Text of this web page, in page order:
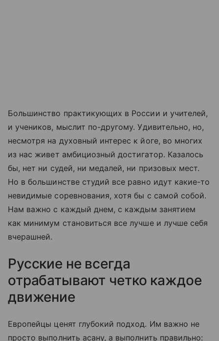
Большинство практикующих в России и учителей,
и учеников, мыслит по-другому. Удивительно, но,
несмотря на духовный интерес к йоге, во многих
из нас живет амбициозный достигатор. Казалось
бы, нет ни судей, ни медалей, ни призовых мест.
Но в большинстве студий все равно идут какие-то
невидимые соревнования, хотя бы с самой собой.
Нам важно с каждый днем, с каждым занятием
как минимум становиться все лучше и лучше себя
вчерашней.
Русские не всегда
отрабатывают четко каждое
движение
Европейцы ценят глубокий подход. Им важно не
просто выполнить асану, а выполнить правильно: